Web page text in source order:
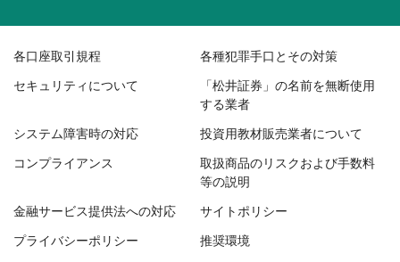
各口座取引規程 各種犯罪手口とその対策
セキュリティについて
「松井証券」の名前を無断使用
する業者
システム障害時の対応 投資用教材販売業者について
コンプライアンス
取扱商品のリスクおよび手数料
等の説明
金融サービス提供法への対応 サイトポリシー
プライバシーポリシー 推奨環境